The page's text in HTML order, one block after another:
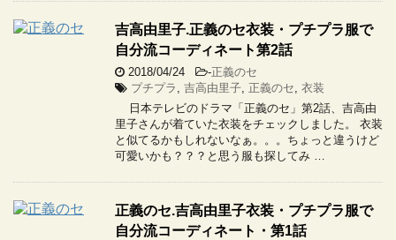
吉高由里子.正義のセ衣装・プチプラ服で
自分流コーディネート第2話
2018/04/24 -正義のセ
プチプラ , 吉高由里子, 正義のセ, 衣装
日本テレビのドラマ「正義のセ」第2話、吉高由
里子さんが着ていた衣装をチェックしました。 衣装
と似てるかもしれないなぁ。。。ちょっと違うけど
可愛いかも？？？と思う服も探してみ …
正義のセ.吉高由里子衣装・プチプラ服で
自分流コーディネート・第1話